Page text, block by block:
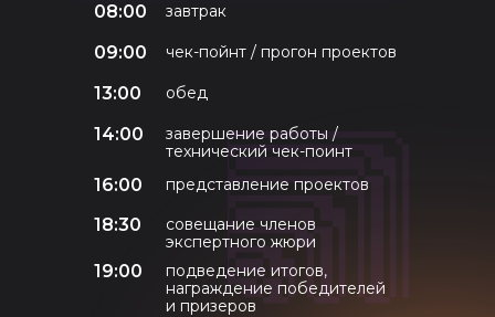
08:00 завтрак
09:00 чек-пойнт / прогон проектов
14:00
завершение работы /
технический чек-поинт
13:00 обед
18:30
совещание членов
экспертного жюри
16:00 представление проектов
19:00
подведение итогов,
награждение победителей
и призеров